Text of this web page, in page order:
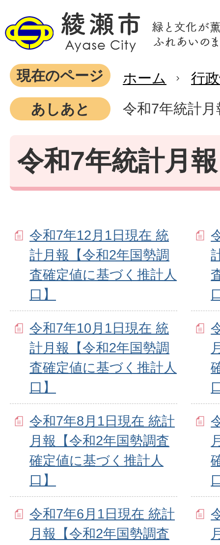
現在のページ ホーム
行
あしあと
令和7年統計月
令和7年統計月報
令和7年12月1日現在 統
計月報【令和2年国勢調
査確定値に基づく推計人
口】
令和7年10月1日現在 統
計月報【令和2年国勢調
査確定値に基づく推計人
口】
令和7年8月1日現在 統計
月報【令和2年国勢調査
確定値に基づく推計人
口】
令和7年6月1日現在 統計
月報【令和2年国勢調査